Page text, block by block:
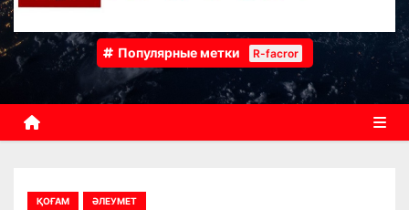
Популярные метки R-facror
ҚОҒАМ ӘЛЕУМЕТ